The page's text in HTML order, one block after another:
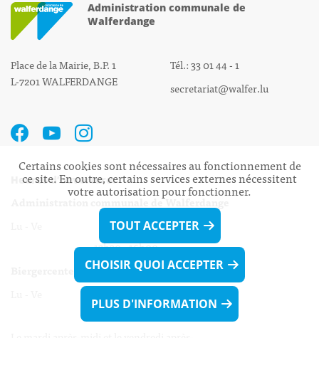
Administration communale de
Walferdange
Place de la Mairie, B.P. 1
L-7201 WALFERDANGE
Tél.: 33 01 44 - 1
secretariat@walfer.lu
Heures d’ouverture:
Administration communale de Walferdange
Lu - Ve 08h00 - 11h30
13h30 - 16h00
Lu - Ve 08h00 - 11h30
13h30 - 16h00
Certains cookies sont nécessaires au fonctionnement de
ce site. En outre, certains services externes nécessitent
votre autorisation pour fonctionner.
TOUT ACCEPTER
CHOISIR QUOI ACCEPTER
PLUS D'INFORMATION